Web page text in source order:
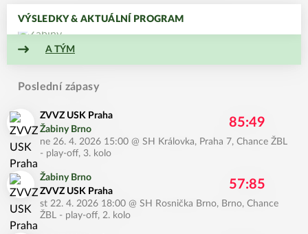
VÝSLEDKY & AKTUÁLNÍ PROGRAM
A TÝM
Poslední zápasy
ZVVZ USK Praha
Žabiny Brno
85:49
ne 26. 4. 2026 15:00 @ SH Královka, Praha 7, Chance ŽBL
- play-off, 3. kolo
Žabiny Brno
ZVVZ USK Praha
57:85
st 22. 4. 2026 18:00 @ SH Rosnička Brno, Brno, Chance
ŽBL - play-off, 2. kolo